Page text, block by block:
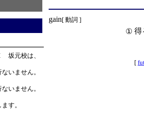
元校は、
いません。
いません。
す。
gain[ 動詞 ]
① 得
[